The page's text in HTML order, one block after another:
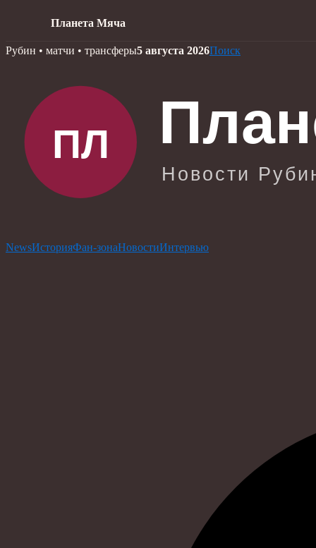
Планета Мяча
Skip
Рубин • матчи • трансферы5 августа 2026Поиск
NewsИсторияФан-зонаНовостиИнтервью